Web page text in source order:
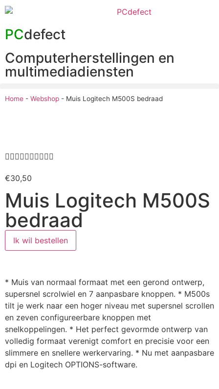
PCdefect
Computerherstellingen en
multimediadiensten
Home - Webshop - Muis Logitech M500S bedraad

€30,50
Muis Logitech M500S
bedraad
Ik wil bestellen
* Muis van normaal formaat met een gerond ontwerp,
supersnel scrolwiel en 7 aanpasbare knoppen. * M500s
tilt je werk naar een hoger niveau met supersnel scrollen
en zeven configureerbare knoppen met
snelkoppelingen. * Het perfect gevormde ontwerp van
volledig formaat verenigt comfort en precisie voor een
slimmere en snellere werkervaring. * Nu met aanpasbare
dpi en Logitech OPTIONS-software.